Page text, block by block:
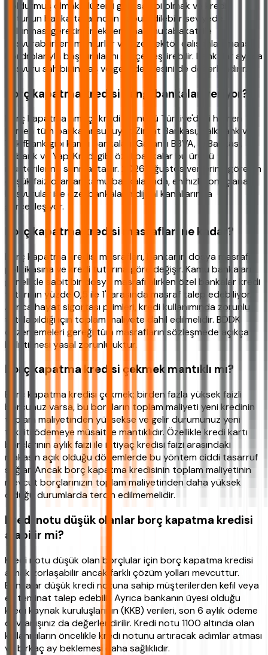
doldurmuş olmak, düzenli gelir sahibi olmak ve kredi
notunun banka tarafından kabul edilebilir seviyede
bulunması gerekir. Emekliler maaş mutabakatı ile
başvurabilirken, memurlar ve özel sektör çalışanları maaş
bordrolarıyla başvurularını gerçekleştirebilir. Bankalar ayrıca
başvuru sahibinin yaş ve gelir dengesini de değerlendirir.
Borç kapatma kredisi hangi bankalar veriyor?
Borç kapatma amaçlı kredi ürününü Türkiye'deki hemen
hemen tüm bankalar sunuyor. Ziraat Bankası, Halkbank ve
VakıfBank gibi kamu bankaları; Garanti BBVA, İş Bankası,
Akbank ve Yapı Kredi gibi özel bankalar bu ürünü
müşterilerine sunmaktadır. 2026 Ağustos verilerine göre en
düşük faiz oranları kamu bankalarında, en hızlı sonuçlanan
başvurular ise özel bankaların dijital kanallarında
gerçekleşiyor.
Borç kapatma kredisi masrafları ne kadar?
Borç kapatma kredisi masrafları, bankanın dosya masrafı
politikasına ve kredi tutarına göre değişir. Kamu bankaları
genellikle sabit bir dosya masrafı alırken özel bankalar kredi
tutarının yüzde 0,5 ile 1'i arasında masraf talep edebiliyor.
Ayrıca hayat sigortası primleri, kredi kullanımında zorunlu
tutulabildiği için toplam maliyete dahil edilmelidir. BDDK
düzenlemeleri gereği tüm masrafların sözleşmede açıkça
belirtilmesi yasal zorunluluktur.
Borç kapatma kredisi çekmek mantıklı mı?
Borç kapatma kredisi çekmek; birden fazla yüksek faizli
borcunuz varsa, bu borçların toplam maliyeti yeni kredinin
toplam maliyetinden yüksekse ve gelir durumunuz yeni
taksiti ödemeye müsaitse mantıklıdır. Özellikle kredi kartı
borçlarının aylık faizi ile ihtiyaç kredisi faizi arasındaki
makasın açık olduğu dönemlerde bu yöntem ciddi tasarruf
sağlar. Ancak borç kapatma kredisinin toplam maliyetinin
mevcut borçlarınızın toplam maliyetinden daha yüksek
olduğu durumlarda tercih edilmemelidir.
Kredi notu düşük olanlar borç kapatma kredisi
alabilir mi?
Kredi notu düşük olan borçlular için borç kapatma kredisi
almak zorlaşabilir ancak farklı çözüm yolları mevcuttur.
Bankalar düşük kredi notuna sahip müşterilerden kefil veya
ek teminat talep edebilir. Ayrıca bankanın üyesi olduğu
kredi kaynak kuruluşlarının (KKB) verileri, son 6 aylık ödeme
davranışınız da değerlendirilir. Kredi notu 1100 altında olan
kullanıcıların öncelikle kredi notunu artıracak adımlar atması
ve birkaç ay beklemesi daha sağlıklıdır.